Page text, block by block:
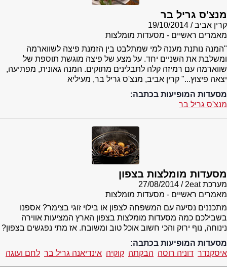
מנצ'ס גריל בר
קרין אביב
19/10/2014
מאמרים ראשיים - מסעדות מומלצות
"המנה נותנת מענה למי שמתלבט בין הזמנת פיצה לשווארמה
ומשלבת את השניים יחד. על מצע של פיצה מוגשת תוספת של
שווארמה עם רמיזה קלה לתבלינים מתוקים. המנה גאונית, מפתיעה,
יצאה פיצוץ..." קרין אביב, מנצ'ס גריל בר, מעיליא
מסעדות המופיעות בכתבה:
מנצ'ס גריל בר
מסעדות מומלצות בצפון
מערכת 2eat
27/08/2014
מאמרים ראשיים - מסעדות מומלצות
מתכננים נסיעה עם המשפחה לצפון או בילוי זוגי בצימר? אספנו
בשבילכם כמה מסעדות מומלצות בצפון הארץ המציעות אווירה
נינוחה, נוף ירוק והכי חשוב אוכל טוב ומשובח. אז מתי נפגשים בצפון?
מסעדות המופיעות בכתבה:
איסקנדר דוניה רוסה הבקתה קוקיה אינדיאנה גריל בר לחם ועוגה